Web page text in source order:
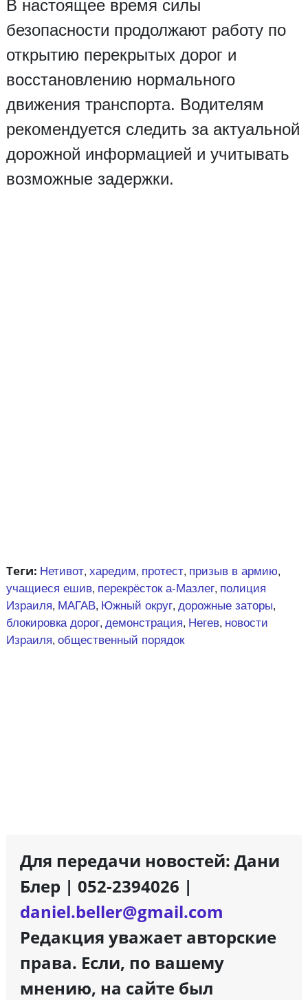
В настоящее время силы
безопасности продолжают работу по
открытию перекрытых дорог и
восстановлению нормального
движения транспорта. Водителям
рекомендуется следить за актуальной
дорожной информацией и учитывать
возможные задержки.
Теги: Нетивот, харедим, протест, призыв в армию,
учащиеся ешив, перекрёсток а-Мазлег, полиция
Израиля, МАГАВ, Южный округ, дорожные заторы,
блокировка дорог, демонстрация, Негев, новости
Израиля, общественный порядок
Для передачи новостей: Дани
Блер | 052-2394026 |
daniel.beller@gmail.com
Редакция уважает авторские
права. Если, по вашему
мнению, на сайте был